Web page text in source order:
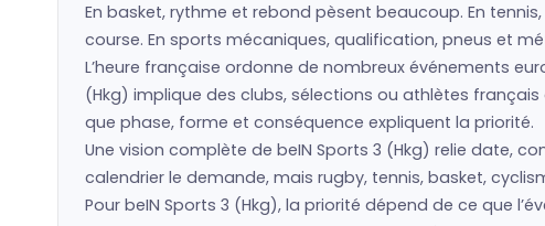
En basket, rythme et rebond pèsent beaucoup. En
course. En sports mécaniques, qualification, pneus et
L’heure française ordonne de nombreux événements
(Hkg) implique des clubs, sélections ou athlètes
que phase, forme et conséquence expliquent la priorité.
Une vision complète de beIN Sports 3 (Hkg) relie date,
calendrier le demande, mais rugby, tennis, basket,
Pour beIN Sports 3 (Hkg), la priorité dépend de ce que